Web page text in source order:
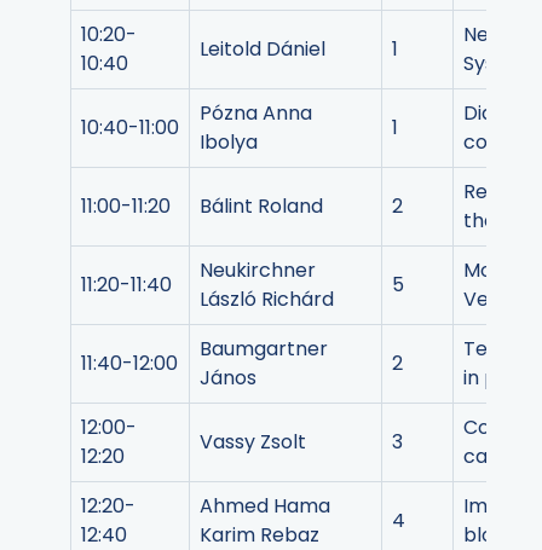
10:20-
10:40
Leitold Dániel 1
10:40-11:00
Pózna Anna
Ibolya
1
colored
11:00-11:20 Bálint Roland 2
the
11:20-11:40
Neukirchner
László Richárd
5
Vector
11:40-12:00
Baumgartner
János
2
Test
in
12:00-
12:20
Vassy Zsolt 3
care
12:20-
12:40
Ahmed Hama
Karim Rebaz
4
blood